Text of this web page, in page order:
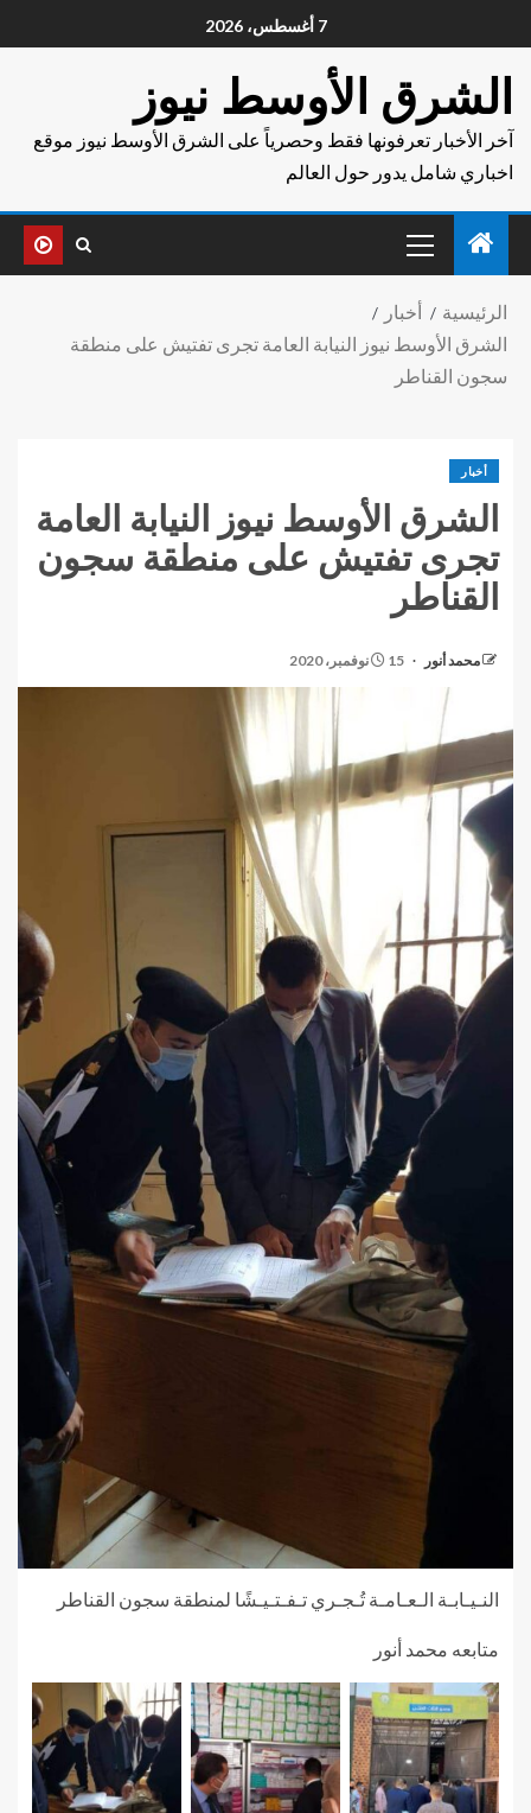
7 أغسطس، 2026
الشرق الأوسط نيوز
آخر الأخبار تعرفونها فقط وحصرياً على الشرق الأوسط نيوز موقع
اخباري شامل يدور حول العالم
الرئيسية
أخبار
الشرق الأوسط نيوز النيابة العامة تجرى تفتيش على منطقة
سجون القناطر
أخبار
الشرق الأوسط نيوز النيابة العامة
تجرى تفتيش على منطقة سجون
القناطر
محمد أنور 15 نوفمبر، 2020
النـيـابـة الـعـامـة تُـجـري تـفـتـيـشًا لمنطقة سجون القناطر
متابعه محمد أنور